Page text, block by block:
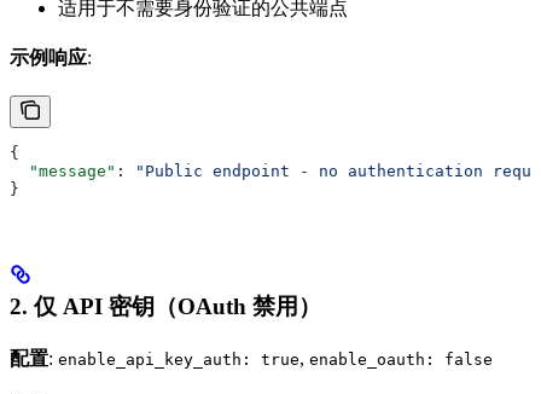
适用于不需要身份验证的公共端点
示例响应:
{
  "message"
:
"Public endpoint - no authentication
}
2. 仅 API 密钥（OAuth 禁用）
配置: enable_api_key_auth: true, enable_oauth: false